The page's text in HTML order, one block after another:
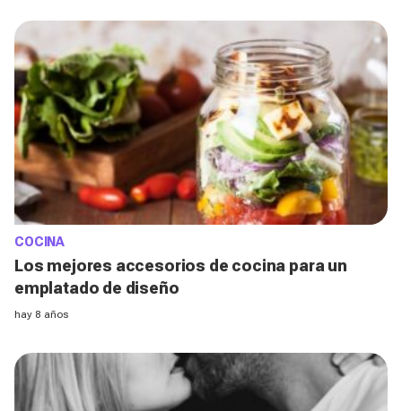
COCINA
Los mejores accesorios de cocina para un
emplatado de diseño
hay 8 años